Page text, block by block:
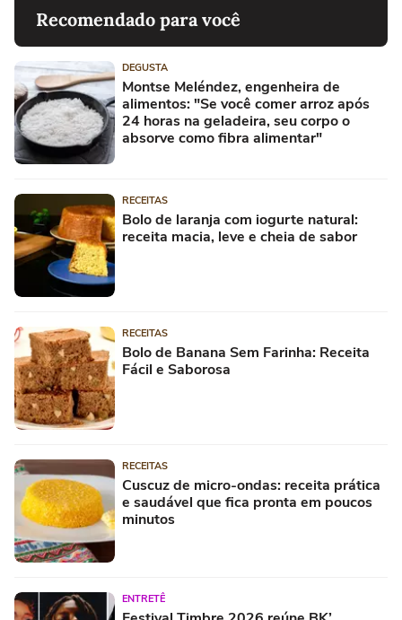
Recomendado para você
DEGUSTA
Montse Meléndez, engenheira de
alimentos: "Se você comer arroz após
24 horas na geladeira, seu corpo o
absorve como fibra alimentar"
RECEITAS
Bolo de laranja com iogurte natural:
receita macia, leve e cheia de sabor
RECEITAS
Bolo de Banana Sem Farinha: Receita
Fácil e Saborosa
RECEITAS
Cuscuz de micro-ondas: receita prática
e saudável que fica pronta em poucos
minutos
ENTRETÊ